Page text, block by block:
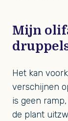
Mijn
Het kan
verschijnen
is geen
de plant